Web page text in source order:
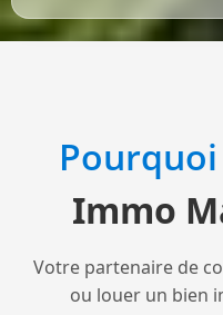
Immo
Votre partenaire de
ou louer un bien